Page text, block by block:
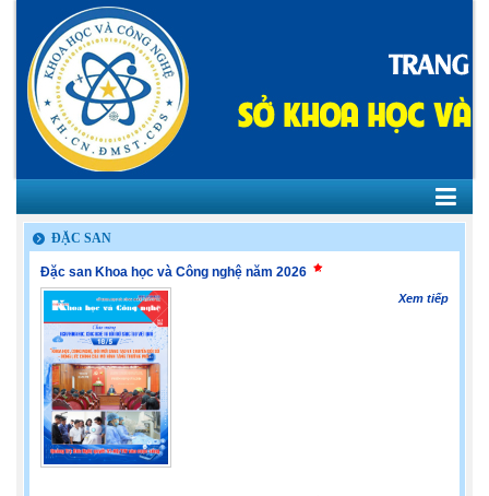
ĐẶC SAN
Đặc san Khoa học và Công nghệ năm 2026
Xem tiếp